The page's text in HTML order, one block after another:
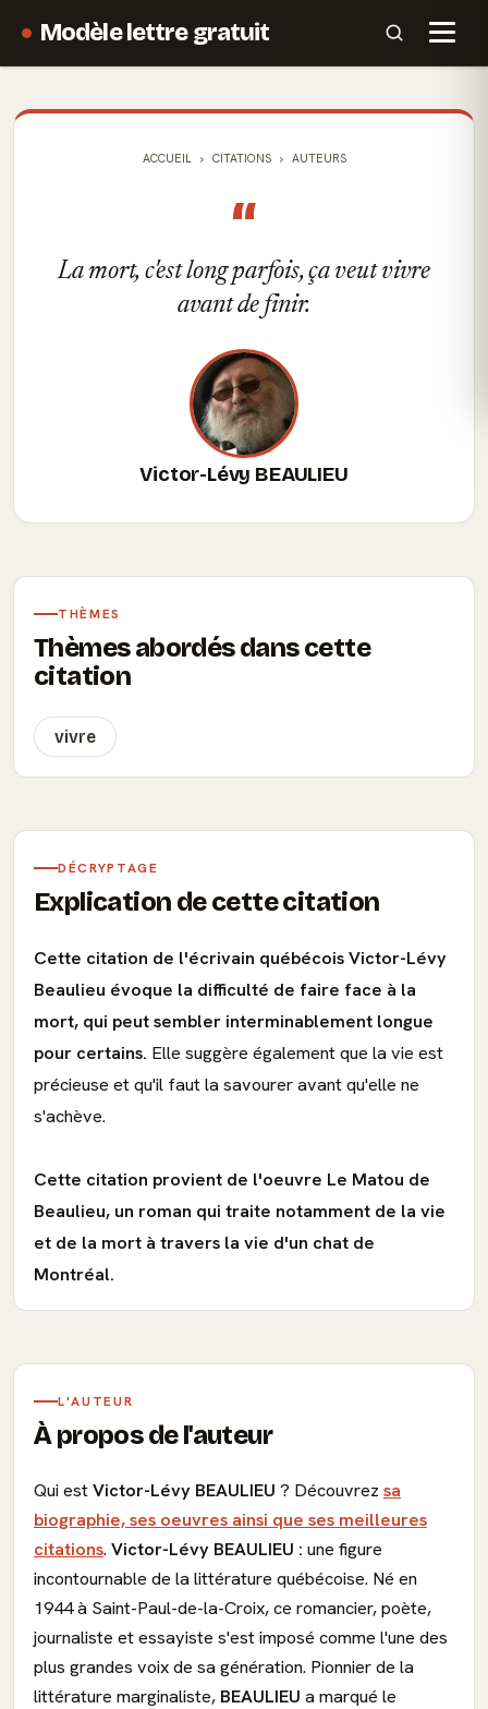
Modèle lettre gratuit
ACCUEIL CITATIONS AUTEURS
“
La mort, c'est long parfois, ça veut vivre
avant de finir.
Victor-Lévy BEAULIEU
THÈMES
Thèmes abordés dans cette
citation
vivre
DÉCRYPTAGE
Explication de cette citation
Cette citation de l'écrivain québécois Victor-Lévy
Beaulieu évoque la difficulté de faire face à la
mort, qui peut sembler interminablement longue
pour certains. Elle suggère également que la vie est
précieuse et qu'il faut la savourer avant qu'elle ne
s'achève.
Cette citation provient de l'oeuvre Le Matou de
Beaulieu, un roman qui traite notamment de la vie
et de la mort à travers la vie d'un chat de
Montréal.
L'AUTEUR
À propos de l'auteur
Qui estVictor-Lévy BEAULIEU ? Découvrez sa
biographie, ses oeuvres ainsi que ses meilleures
citations. Victor-Lévy BEAULIEU : une figure
incontournable de la littérature québécoise. Né en
1944 à Saint-Paul-de-la-Croix, ce romancier, poète,
journaliste et essayiste s'est imposé comme l'une des
plus grandes voix de sa génération. Pionnier de la
littérature marginaliste, BEAULIEU a marqué le